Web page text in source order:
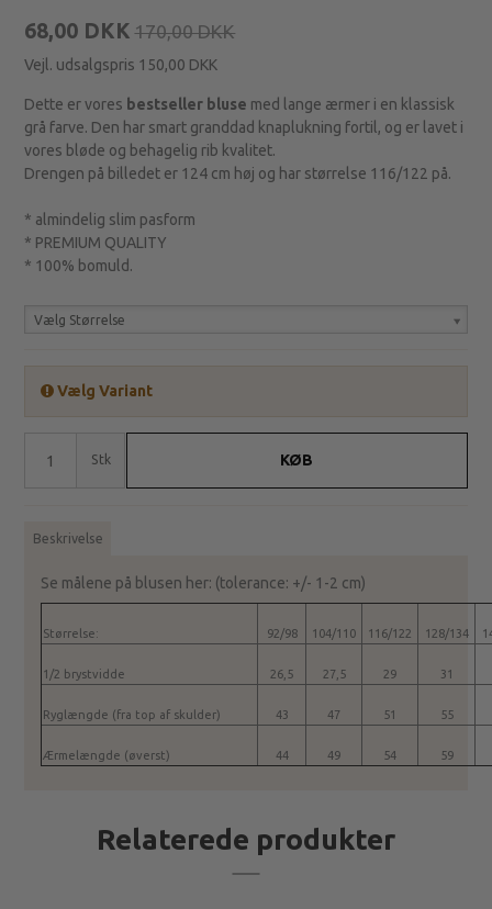
68,00 DKK 170,00 DKK
Vejl. udsalgspris 150,00 DKK
Dette er vores bestseller bluse med lange ærmer i en klassisk
grå farve. Den har smart granddad knaplukning fortil, og er lavet i
vores bløde og behagelig rib kvalitet.
Drengen på billedet er 124 cm høj og har størrelse 116/122 på.
* almindelig slim pasform
* PREMIUM QUALITY
* 100% bomuld.
Vælg Størrelse
Vælg Variant
Stk KØB
Beskrivelse
Se målene på blusen her: (tolerance: +/- 1-2 cm)
Størrelse: 92/98 104/110 116/122 128/134
1/2 brystvidde 26,5 27,5 29 31
Ryglængde (fra top af skulder) 43 47 51 55
Ærmelængde (øverst) 44 49 54 59
Relaterede produkter